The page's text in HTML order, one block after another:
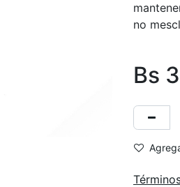
no
Bs